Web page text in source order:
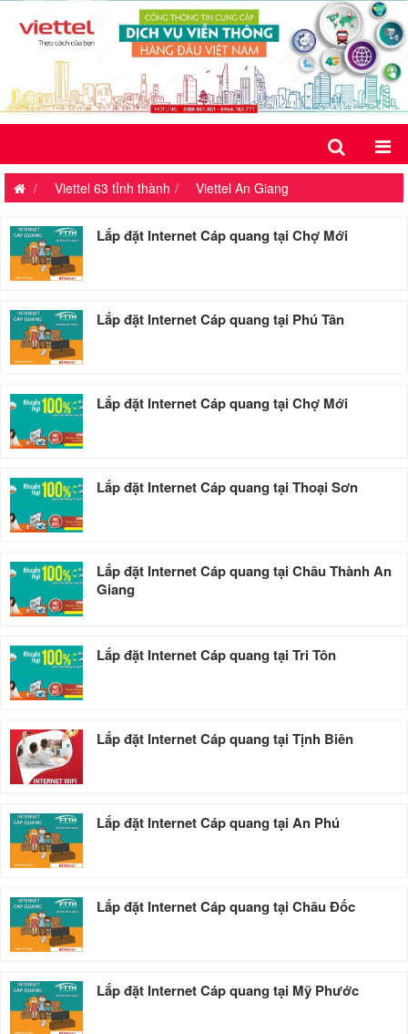
Viettel 63 tỉnh thành Viettel An Giang
Lắp đặt Internet Cáp quang tại Chợ Mới
Lắp đặt Internet Cáp quang tại Phú Tân
Lắp đặt Internet Cáp quang tại Chợ Mới
Lắp đặt Internet Cáp quang tại Thoại Sơn
Lắp đặt Internet Cáp quang tại Châu Thành An
Giang
Lắp đặt Internet Cáp quang tại Tri Tôn
Lắp đặt Internet Cáp quang tại Tịnh Biên
Lắp đặt Internet Cáp quang tại An Phú
Lắp đặt Internet Cáp quang tại Châu Đốc
Lắp đặt Internet Cáp quang tại Mỹ Phước